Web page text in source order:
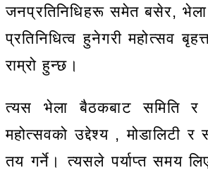
जनप्रतिनिधिहरू समेत बसेर,
प्रतिनिधित्व हुनेगरी महोत्सव
राम्रो हुन्छ।
त्यस भेला बैठकबाट समिति र
महोत्सवको उद्देश्य , मोडालिटी र
तय गर्ने। त्यसले पर्याप्त समय